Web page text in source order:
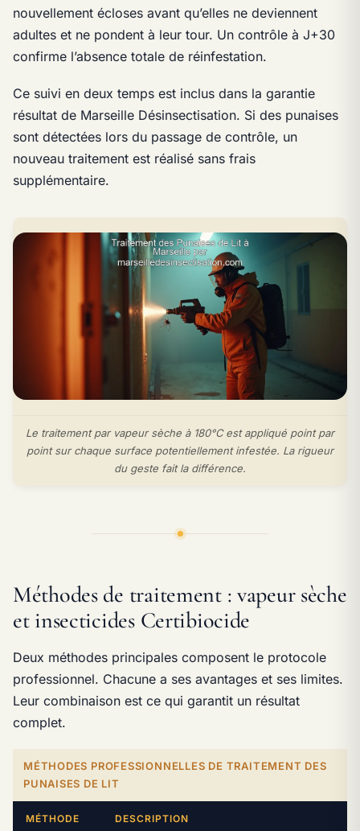
nouvellement écloses avant qu’elles ne deviennent
adultes et ne pondent à leur tour. Un contrôle à J+30
confirme l’absence totale de réinfestation.
Ce suivi en deux temps est inclus dans la garantie
résultat de Marseille Désinsectisation. Si des punaises
sont détectées lors du passage de contrôle, un
nouveau traitement est réalisé sans frais
supplémentaire.
Le traitement par vapeur sèche à 180°C est appliqué point par
point sur chaque surface potentiellement infestée. La rigueur
du geste fait la différence.
Méthodes de traitement : vapeur sèche
et insecticides Certibiocide
Deux méthodes principales composent le protocole
professionnel. Chacune a ses avantages et ses limites.
Leur combinaison est ce qui garantit un résultat
complet.
MÉTHODES PROFESSIONNELLES DE TRAITEMENT DES
PUNAISES DE LIT
MÉTHODE DESCRIPTION